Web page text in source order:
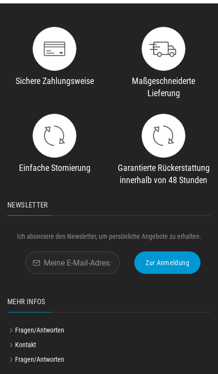
Sichere Zahlungsweise
Maßgeschneiderte
Lieferung
Einfache Stornierung
Garantierte Rückerstattung
innerhalb von 48 Stunden
NEWSLETTER
Ich abonniere den Newsletter, um persönliche Angebote zu erhalten.
Zur Anmeldung
MEHR INFOS
Fragen/Antworten
Kontakt
Fragen/Antworten